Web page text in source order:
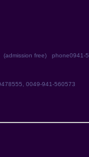
(admission free) phone0941-
0049-941-560573